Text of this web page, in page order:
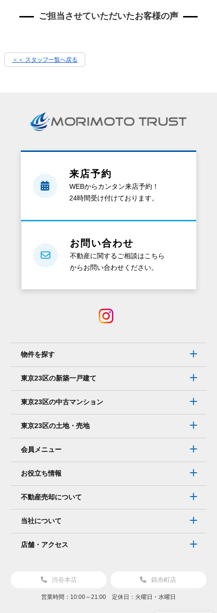
ご担当させていただいたお客様の声
＜＜ スタッフ一覧へ戻る
来店予約
WEBからカンタン来店予約！
24時間受け付けております。
お問い合わせ
不動産に関するご相談はこちら
からお問い合わせください。
物件を探す
東京23区の新築一戸建て
東京23区の中古マンション
東京23区の土地・売地
会員メニュー
お役立ち情報
不動産売却について
当社について
店舗・アクセス
渋谷本店 錦糸町店
営業時間：10:00～21:00 定休日：火曜日・水曜日